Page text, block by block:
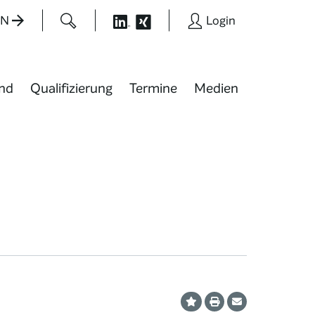
Login
Qualifizierung Termine Medien